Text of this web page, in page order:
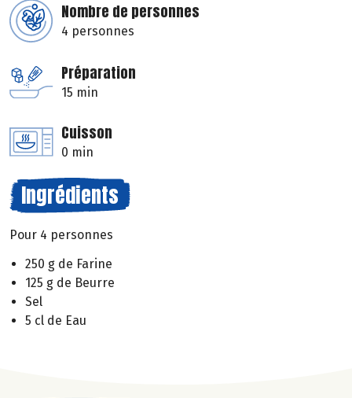
Nombre de personnes
4 personnes
Préparation
15 min
Cuisson
0 min
Ingrédients
Pour 4 personnes
250 g de Farine
125 g de Beurre
Sel
5 cl de Eau